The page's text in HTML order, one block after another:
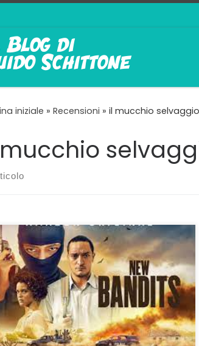
iniziale » Recensioni » il mucchio selvaggio
sceneggiatura che migliora ad ogni
New Bandits, nell’originale brasiliano
Novo, è un’altra serie televisiva
inserita nel palinsesto di Prime
prendere in considerazione. Sulle prime
sembrare fin troppo violenta e
con rapine, sparatorie, omicidi
e brutti ceffi di contorno ma a poco
[…]